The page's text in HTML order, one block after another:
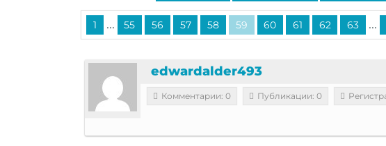
1 ... 55 56 57 58 59 60 61 62 63 ...
edwardalder493
Комментарии: 0 Публикации: 0